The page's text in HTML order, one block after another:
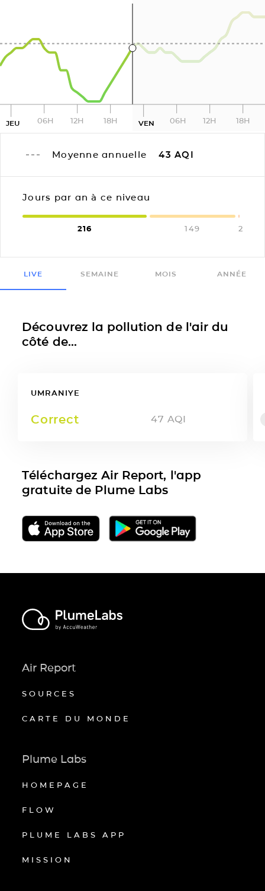
JEU 06H 12H 18H VEN 06H 12H 18H
Moyenne annuelle 43 AQI
Jours par an à ce niveau
216 149 2
LIVE SEMAINE MOIS ANNÉE
Découvrez la pollution de l'air du
côté de...
UMRANIYE
Correct 47 AQI
Téléchargez Air Report, l'app
gratuite de Plume Labs
Air Report
SOURCES
CARTE DU MONDE
Plume Labs
HOMEPAGE
FLOW
PLUME LABS APP
MISSION